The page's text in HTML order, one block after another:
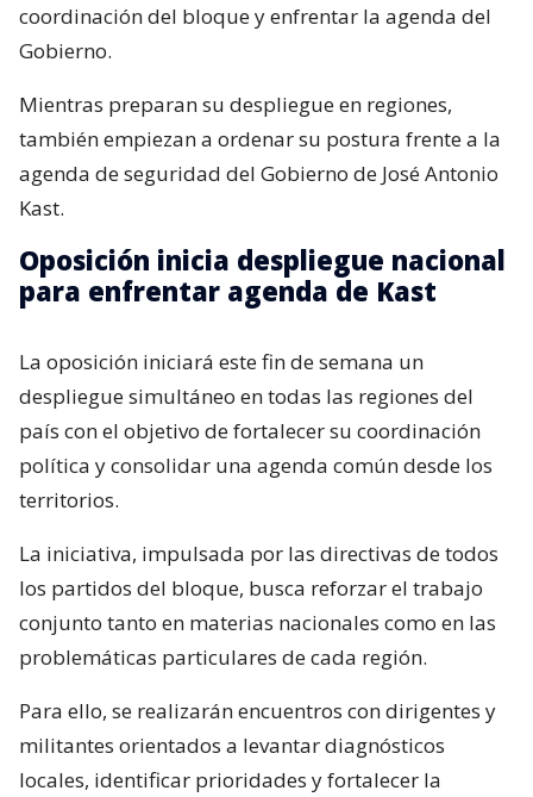
coordinación del bloque y enfrentar la agenda del
Gobierno.
Mientras preparan su despliegue en regiones,
también empiezan a ordenar su postura frente a la
agenda de seguridad del Gobierno de José Antonio
Kast.
Oposición inicia despliegue nacional
para enfrentar agenda de Kast
La oposición iniciará este fin de semana un
despliegue simultáneo en todas las regiones del
país con el objetivo de fortalecer su coordinación
política y consolidar una agenda común desde los
territorios.
La iniciativa, impulsada por las directivas de todos
los partidos del bloque, busca reforzar el trabajo
conjunto tanto en materias nacionales como en las
problemáticas particulares de cada región.
Para ello, se realizarán encuentros con dirigentes y
militantes orientados a levantar diagnósticos
locales, identificar prioridades y fortalecer la